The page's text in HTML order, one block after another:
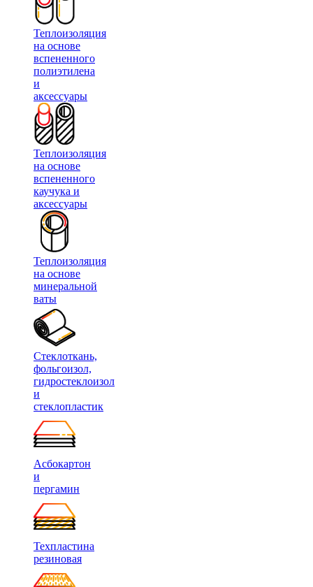
Теплоизоляция
на основе
вспененного
полиэтилена
и
аксессуары
Теплоизоляция
на основе
вспененного
каучука и
аксессуары
Теплоизоляция
на основе
минеральной
ваты
Стеклоткань,
фольгоизол,
гидростеклоизол
и
стеклопластик
Асбокартон
и
пергамин
Техпластина
резиновая